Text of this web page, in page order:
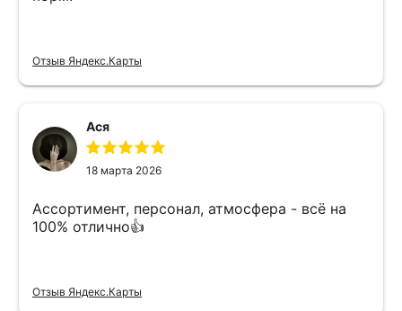
Отзыв Яндекс.Карты
Ася
18 марта 2026
Ассортимент, персонал, атмосфера - всё на
100% отлично👍
Отзыв Яндекс.Карты